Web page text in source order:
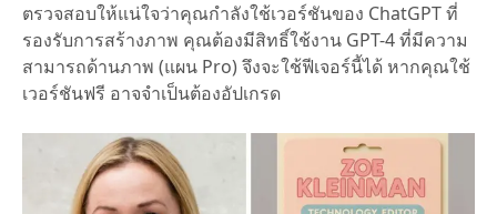
ตรวจสอบให้แน่ใจว่าคุณกำลังใช้เวอร์ชันของ ChatGPT ที่
รองรับการสร้างภาพ คุณต้องมีสิทธิ์ใช้งาน GPT-4 ที่มีความ
สามารถด้านภาพ (แผน Pro) จึงจะใช้ฟีเจอร์นี้ได้ หากคุณใช้
เวอร์ชันฟรี อาจจำเป็นต้องอัปเกรด